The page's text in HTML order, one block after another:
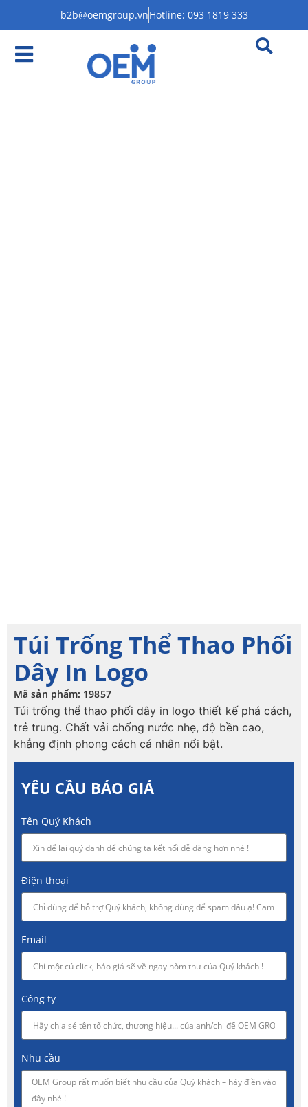
b2b@oemgroup.vnHotline: 093 1819 333
Túi Trống Thể Thao Phối
Dây In Logo
Mã sản phẩm: 19857
Túi trống thể thao phối dây in logo thiết kế phá cách,
trẻ trung. Chất vải chống nước nhẹ, độ bền cao,
khẳng định phong cách cá nhân nổi bật.
YÊU CẦU BÁO GIÁ
Tên Quý Khách
Điện thoại
Email
Công ty
Nhu cầu